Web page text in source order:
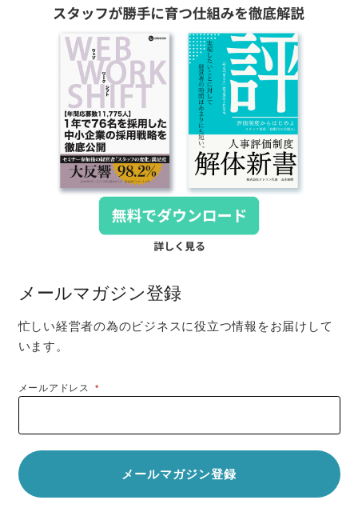
メールマガジン登録
忙しい経営者の為のビジネスに役立つ情報をお届けして
います。
メールアドレス*